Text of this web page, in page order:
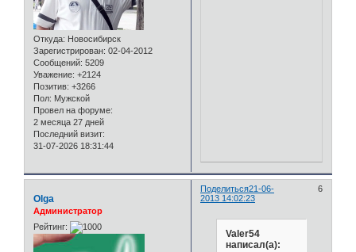
Откуда: Новосибирск
Зарегистрирован: 02-04-2012
Сообщений: 5209
Уважение: +2124
Позитив: +3266
Пол: Мужской
Провел на форуме:
2 месяца 27 дней
Последний визит:
31-07-2026 18:31:44
Поделиться 6
21-06-
2013 14:02:23
Olga
Администратор
Рейтинг:
Valer54
написал(а):